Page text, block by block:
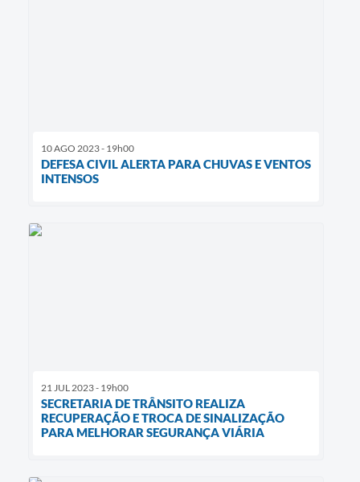
10 AGO 2023 - 19h00
DEFESA CIVIL ALERTA PARA CHUVAS E VENTOS
INTENSOS
21 JUL 2023 - 19h00
SECRETARIA DE TRÂNSITO REALIZA
RECUPERAÇÃO E TROCA DE SINALIZAÇÃO
PARA MELHORAR SEGURANÇA VIÁRIA